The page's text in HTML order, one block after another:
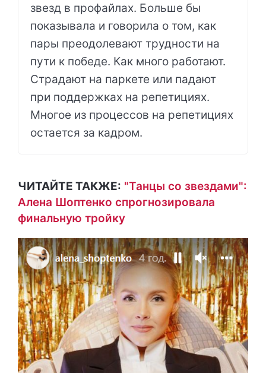
звезд в профайлах. Больше бы
показывала и говорила о том, как
пары преодолевают трудности на
пути к победе. Как много работают.
Страдают на паркете или падают
при поддержках на репетициях.
Многое из процессов на репетициях
остается за кадром.
ЧИТАЙТЕ ТАКЖЕ: "Танцы со звездами":
Алена Шоптенко спрогнозировала
финальную тройку